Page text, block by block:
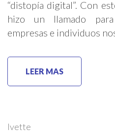
“distopía digital”. Con
hizo un llamado
empresas e individuos
LEER MAS
Ivette